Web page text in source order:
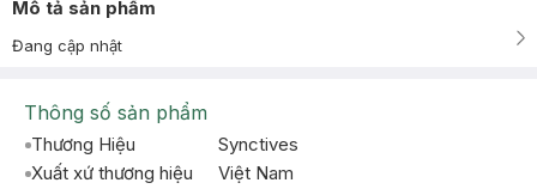
Mô tả sản phẩm
Đang cập nhật
Thông số sản phẩm
Thương Hiệu
Synctives
Xuất xứ thương hiệu
Việt Nam